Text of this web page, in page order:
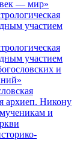
— мир»
участием
участием
и
архиеп. Никону
и